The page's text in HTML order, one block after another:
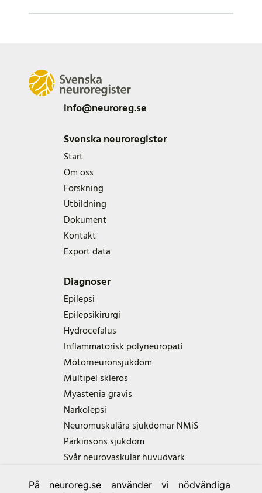
info@neuroreg.se
Svenska neuroregister
Start
Om oss
Forskning
Utbildning
Dokument
Kontakt
Export data
Diagnoser
Epilepsi
Epilepsikirurgi
Hydrocefalus
Inflammatorisk polyneuropati
Motorneuronsjukdom
Multipel skleros
Myastenia gravis
Narkolepsi
Neuromuskulära sjukdomar NMiS
Parkinsons sjukdom
Svår neurovaskulär huvudvärk
Samarbetspartners
På neuroreg.se använder vi nödvändiga